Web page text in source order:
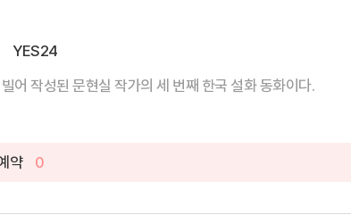
YES24
빌어 작성된 문현실 작가의 세 번째 한국 설화 동화이다.
약 0